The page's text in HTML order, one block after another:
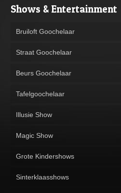
Shows & Entertainment
Bruiloft Goochelaar
Straat Goochelaar
Beurs Goochelaar
Tafelgoochelaar
Illusie Show
Magic Show
Grote Kindershows
Sinterklaasshows